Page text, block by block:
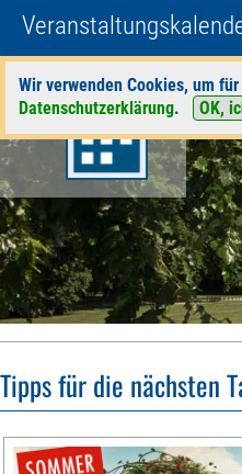
Wir verwenden Cookies, um
Datenschutzerklärung. OK,
Tipps für die nächsten